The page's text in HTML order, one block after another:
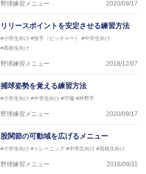
野球練習メニュー 2020/09/17
リリースポイントを安定させる練習方法
#小学生向け #投手（ピッチャー）
#中学生向け
#高校生向け
野球練習メニュー 2018/12/07
捕球姿勢を覚える練習方法
#小学生向け #中学生向け #守備 #外野手
野球練習メニュー 2020/09/17
股関節の可動域を広げるメニュー
#小学生向け #トレーニング #中学生向け #高校生向け
野球練習メニュー 2018/09/11